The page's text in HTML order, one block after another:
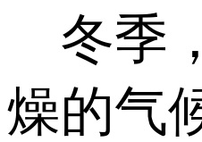
冬季
燥的气